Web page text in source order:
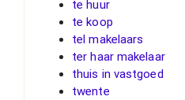
te huur
te koop
tel makelaars
ter haar makelaar
thuis in vastgoed
twente